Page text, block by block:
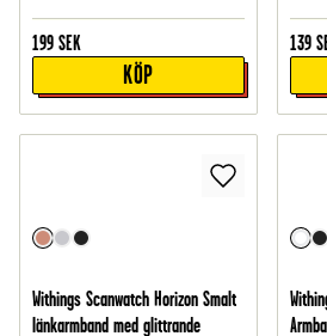
199 SEK
KÖP
139
Withings Scanwatch Horizon Smalt
länkarmband med glittrande